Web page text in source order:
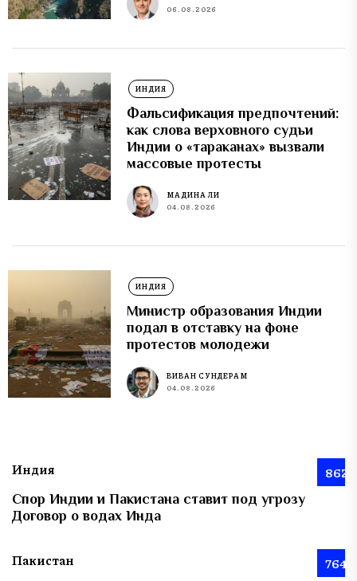
06.08.2026
ИНДИЯ
Фальсификация предпочтений:
как слова верховного судьи
Индии о «тараканах» вызвали
массовые протесты
МАДИНА ЛИ
04.08.2026
ИНДИЯ
Министр образования Индии
подал в отставку на фоне
протестов молодежи
ВИВАН СУНДЕРАМ
04.08.2026
Индия 862
Спор Индии и Пакистана ставит под угрозу
Договор о водах Инда
Пакистан 764